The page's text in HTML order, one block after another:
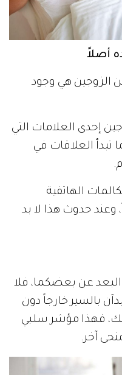
أصلاً
الزوجين هي وجود
إحدى العلامات التي
تبدأ العلاقات في
الهاتفية
وعند حدوث هذا لا بد
عن بعضكما، فلا
بالسير خارجاً دون
فهذا مؤشر سلبي
آخر.